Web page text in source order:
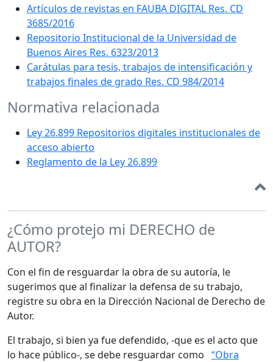
Artículos de revistas en FAUBA DIGITAL Res. CD
3685/2016
Repositorio Institucional de la Universidad de
Buenos Aires Res. 6323/2013
Carátulas para tesis, trabajos de intensificación y
trabajos finales de grado Res. CD 984/2014
Normativa relacionada
Ley 26.899 Repositorios digitales institucionales de
acceso abierto
Reglamento de la Ley 26.899
¿Cómo protejo mi DERECHO de
AUTOR?
Con el fin de resguardar la obra de su autoría, le
sugerimos que al finalizar la defensa de su trabajo,
registre su obra en la Dirección Nacional de Derecho de
Autor.
El trabajo, si bien ya fue defendido, -que es el acto que
lo hace público-, se debe resguardar como “Obra